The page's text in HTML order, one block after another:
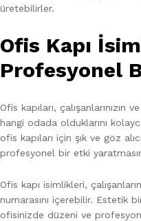
üretebilirler.
Ofis Kapı
Profesyonel
Ofis kapıları,
hangi odada olduklarını
ofis kapıları için şık ve göz
profesyonel bir etki
Ofis kapı isimlikleri,
numarasını içerebilir. Estetik
ofisinizde düzeni ve